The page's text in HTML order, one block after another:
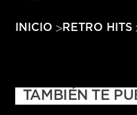
INICIO RETRO HITS
TAMBIÉN TE